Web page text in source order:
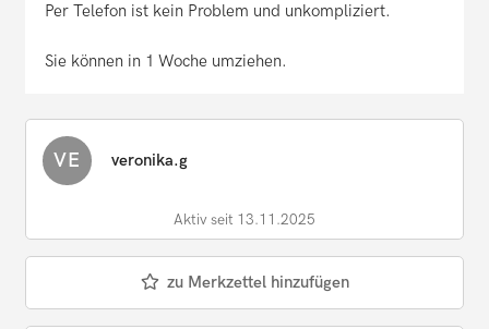
Per Telefon ist kein Problem und unkompliziert.
Sie können in 1 Woche umziehen.
VE veronika.g
Aktiv seit 13.11.2025
zu Merkzettel hinzufügen